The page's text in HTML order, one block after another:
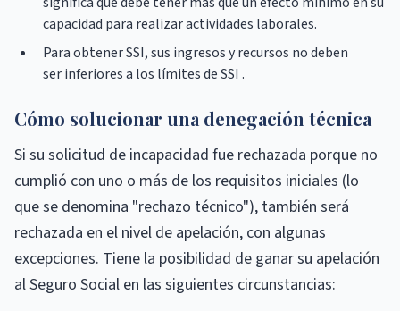
capacidad para realizar actividades laborales.
Para obtener SSI, sus ingresos y recursos no deben
ser inferiores a los límites de SSI .
Cómo solucionar una denegación técnica
Si su solicitud de incapacidad fue rechazada porque no
cumplió con uno o más de los requisitos iniciales (lo
que se denomina "rechazo técnico"), también será
rechazada en el nivel de apelación, con algunas
excepciones. Tiene la posibilidad de ganar su apelación
al Seguro Social en las siguientes circunstancias: